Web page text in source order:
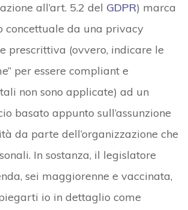
all’art. 5.2 del GDPR) marca
concettuale da una privacy
prescrittiva (ovvero, indicare le
per essere compliant e
non sono applicate) ad un
basato appunto sull’assunzione
da parte dell’organizzazione che
In sostanza, il legislatore
sei maggiorenne e vaccinata,
io in dettaglio come